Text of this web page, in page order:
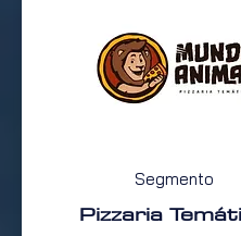
Segmento
Pizzaria